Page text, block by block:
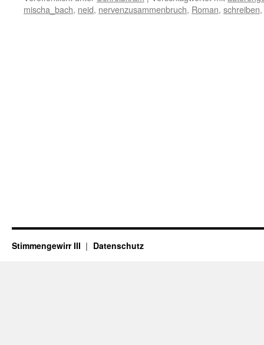
mischa_bach, neid, nervenzusammenbruch, Roman, schreiben,
Stimmengewirr III Datenschutz